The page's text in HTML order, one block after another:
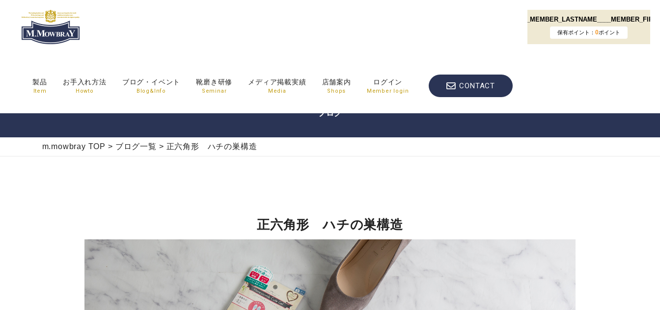
製品
Item
お手入れ方法
Howto
ブログ・イベント
Blog&Info
靴磨き研修
Seminar
メディア掲載実績
Media
店舗案内
Shops
ログイン
Member login
CONTACT
BLOG
ブログ
m.mowbray TOP > ブログ一覧 > 正六角形 ハチの巣構造
正六角形 ハチの巣構造